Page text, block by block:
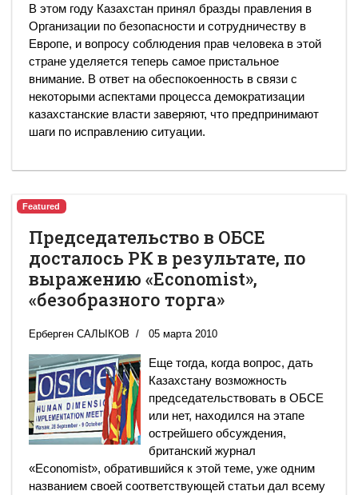
В этом году Казахстан принял бразды правления в
Организации по безопасности и сотрудничеству в
Европе, и вопросу соблюдения прав человека в этой
стране уделяется теперь самое пристальное
внимание. В ответ на обеспокоенность в связи с
некоторыми аспектами процесса демократизации
казахстанские власти заверяют, что предпринимают
шаги по исправлению ситуации.
Featured
Председательство в ОБСЕ
досталось РК в результате, по
выражению «Economist»,
«безобразного торга»
Ерберген САЛЫКОВ 05 марта 2010
Еще тогда, когда вопрос, дать
Казахстану возможность
председательствовать в ОБСЕ
или нет, находился на этапе
острейшего обсуждения,
британский журнал
«Economist», обратившийся к этой теме, уже одним
названием своей соответствующей статьи дал всему